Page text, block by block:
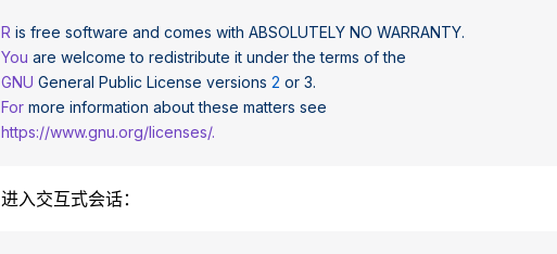
R is free software and comes with ABSOLUTELY NO WARRANTY.
You are welcome to redistribute it under the terms of the
GNU General Public License versions 2 or 3.
For more information about these matters see
https://www.gnu.org/licenses/.
进入交互式会话：